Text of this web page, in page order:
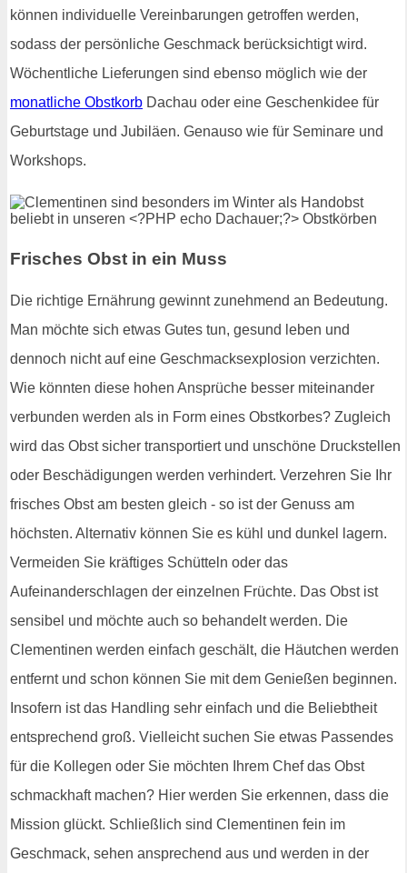
können individuelle Vereinbarungen getroffen werden,
sodass der persönliche Geschmack berücksichtigt wird.
Wöchentliche Lieferungen sind ebenso möglich wie der
monatliche Obstkorb Dachau oder eine Geschenkidee für
Geburtstage und Jubiläen. Genauso wie für Seminare und
Workshops.
Frisches Obst in ein Muss
Die richtige Ernährung gewinnt zunehmend an Bedeutung.
Man möchte sich etwas Gutes tun, gesund leben und
dennoch nicht auf eine Geschmacksexplosion verzichten.
Wie könnten diese hohen Ansprüche besser miteinander
verbunden werden als in Form eines Obstkorbes? Zugleich
wird das Obst sicher transportiert und unschöne Druckstellen
oder Beschädigungen werden verhindert. Verzehren Sie Ihr
frisches Obst am besten gleich - so ist der Genuss am
höchsten. Alternativ können Sie es kühl und dunkel lagern.
Vermeiden Sie kräftiges Schütteln oder das
Aufeinanderschlagen der einzelnen Früchte. Das Obst ist
sensibel und möchte auch so behandelt werden. Die
Clementinen werden einfach geschält, die Häutchen werden
entfernt und schon können Sie mit dem Genießen beginnen.
Insofern ist das Handling sehr einfach und die Beliebtheit
entsprechend groß. Vielleicht suchen Sie etwas Passendes
für die Kollegen oder Sie möchten Ihrem Chef das Obst
schmackhaft machen? Hier werden Sie erkennen, dass die
Mission glückt. Schließlich sind Clementinen fein im
Geschmack, sehen ansprechend aus und werden in der